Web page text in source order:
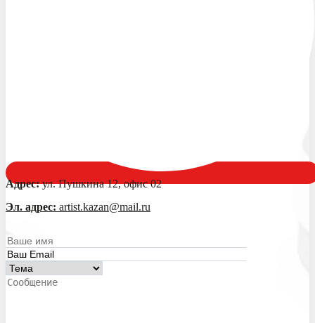
Адрес:ул. Пушкина 12, офис 02
Эл. адрес: artist.kazan@mail.ru